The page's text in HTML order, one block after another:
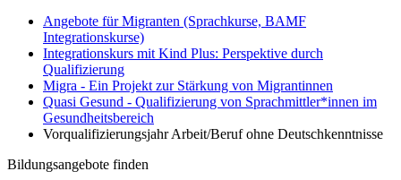
Angebote für Migranten (Sprachkurse, BAMF
Integrationskurse)
Integrationskurs mit Kind Plus: Perspektive durch
Qualifizierung
Migra - Ein Projekt zur Stärkung von Migrantinnen
Quasi Gesund - Qualifizierung von Sprachmittler*innen im
Gesundheitsbereich
Vorqualifizierungsjahr Arbeit/Beruf ohne Deutschkenntnisse
Bildungsangebote finden